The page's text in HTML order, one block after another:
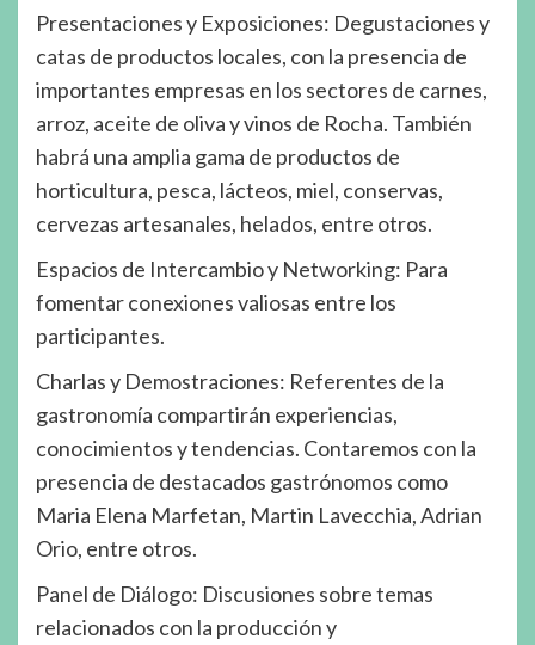
Presentaciones y Exposiciones: Degustaciones y
catas de productos locales, con la presencia de
importantes empresas en los sectores de carnes,
arroz, aceite de oliva y vinos de Rocha. También
habrá una amplia gama de productos de
horticultura, pesca, lácteos, miel, conservas,
cervezas artesanales, helados, entre otros.
Espacios de Intercambio y Networking: Para
fomentar conexiones valiosas entre los
participantes.
Charlas y Demostraciones: Referentes de la
gastronomía compartirán experiencias,
conocimientos y tendencias. Contaremos con la
presencia de destacados gastrónomos como
Maria Elena Marfetan, Martin Lavecchia, Adrian
Orio, entre otros.
Panel de Diálogo: Discusiones sobre temas
relacionados con la producción y